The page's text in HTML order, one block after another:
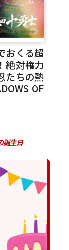
誕生日
おくる超
絶対権力
たちの熱
OF